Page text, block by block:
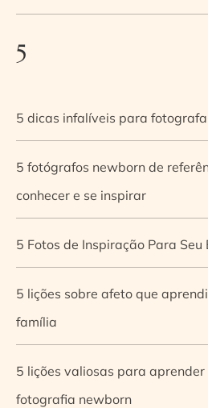
5
5 dicas infalíveis para
5 fotógrafos newborn de
conhecer e se inspirar
5 Fotos de Inspiração Para Seu
5 lições sobre afeto que
família
5 lições valiosas para aprender
fotografia newborn